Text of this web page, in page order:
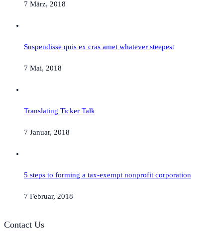
7 März, 2018
Suspendisse quis ex cras amet whatever steepest
7 Mai, 2018
Translating Ticker Talk
7 Januar, 2018
5 steps to forming a tax-exempt nonprofit corporation
7 Februar, 2018
Contact Us